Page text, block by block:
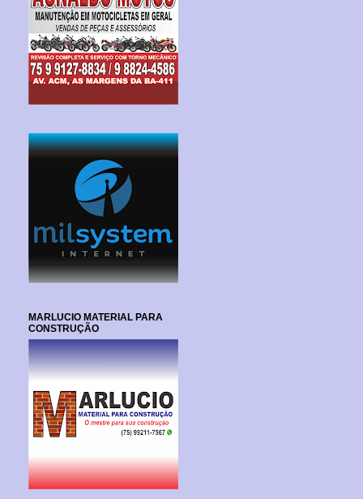
MARLUCIO MATERIAL PARA
CONSTRUÇÃO